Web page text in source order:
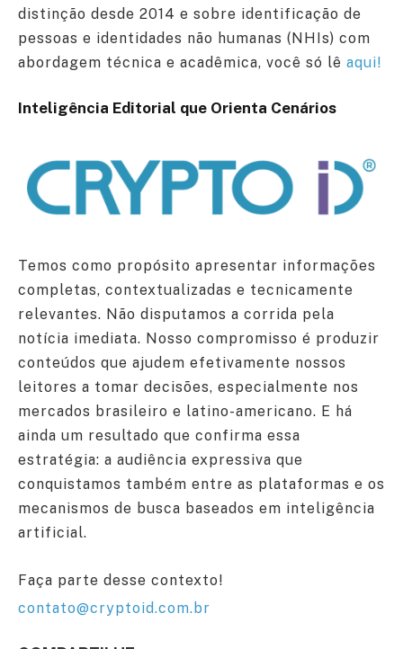
distinção desde 2014 e sobre identificação de
pessoas e identidades não humanas (NHIs) com
abordagem técnica e acadêmica, você só lê aqui!
Inteligência Editorial que Orienta Cenários
Temos como propósito apresentar informações
completas, contextualizadas e tecnicamente
relevantes. Não disputamos a corrida pela
notícia imediata. Nosso compromisso é produzir
conteúdos que ajudem efetivamente nossos
leitores a tomar decisões, especialmente nos
mercados brasileiro e latino-americano. E há
ainda um resultado que confirma essa
estratégia: a audiência expressiva que
conquistamos também entre as plataformas e os
mecanismos de busca baseados em inteligência
artificial.
Faça parte desse contexto!
contato@cryptoid.com.br